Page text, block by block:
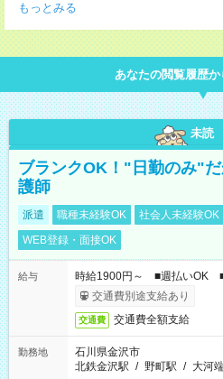
もっとみる
あなたの閲覧履歴か
未読
ブランクOK！"日勤のみ"
護師
派遣 職種未経験OK 社会人未経験OK
WEB登録・面接OK
給与
時給1900円～ ■週払いOK
交通費別途支給あり
交通費 交通費全額支給
勤務地
石川県金沢市
北鉄金沢駅 / 野町駅 / 大河